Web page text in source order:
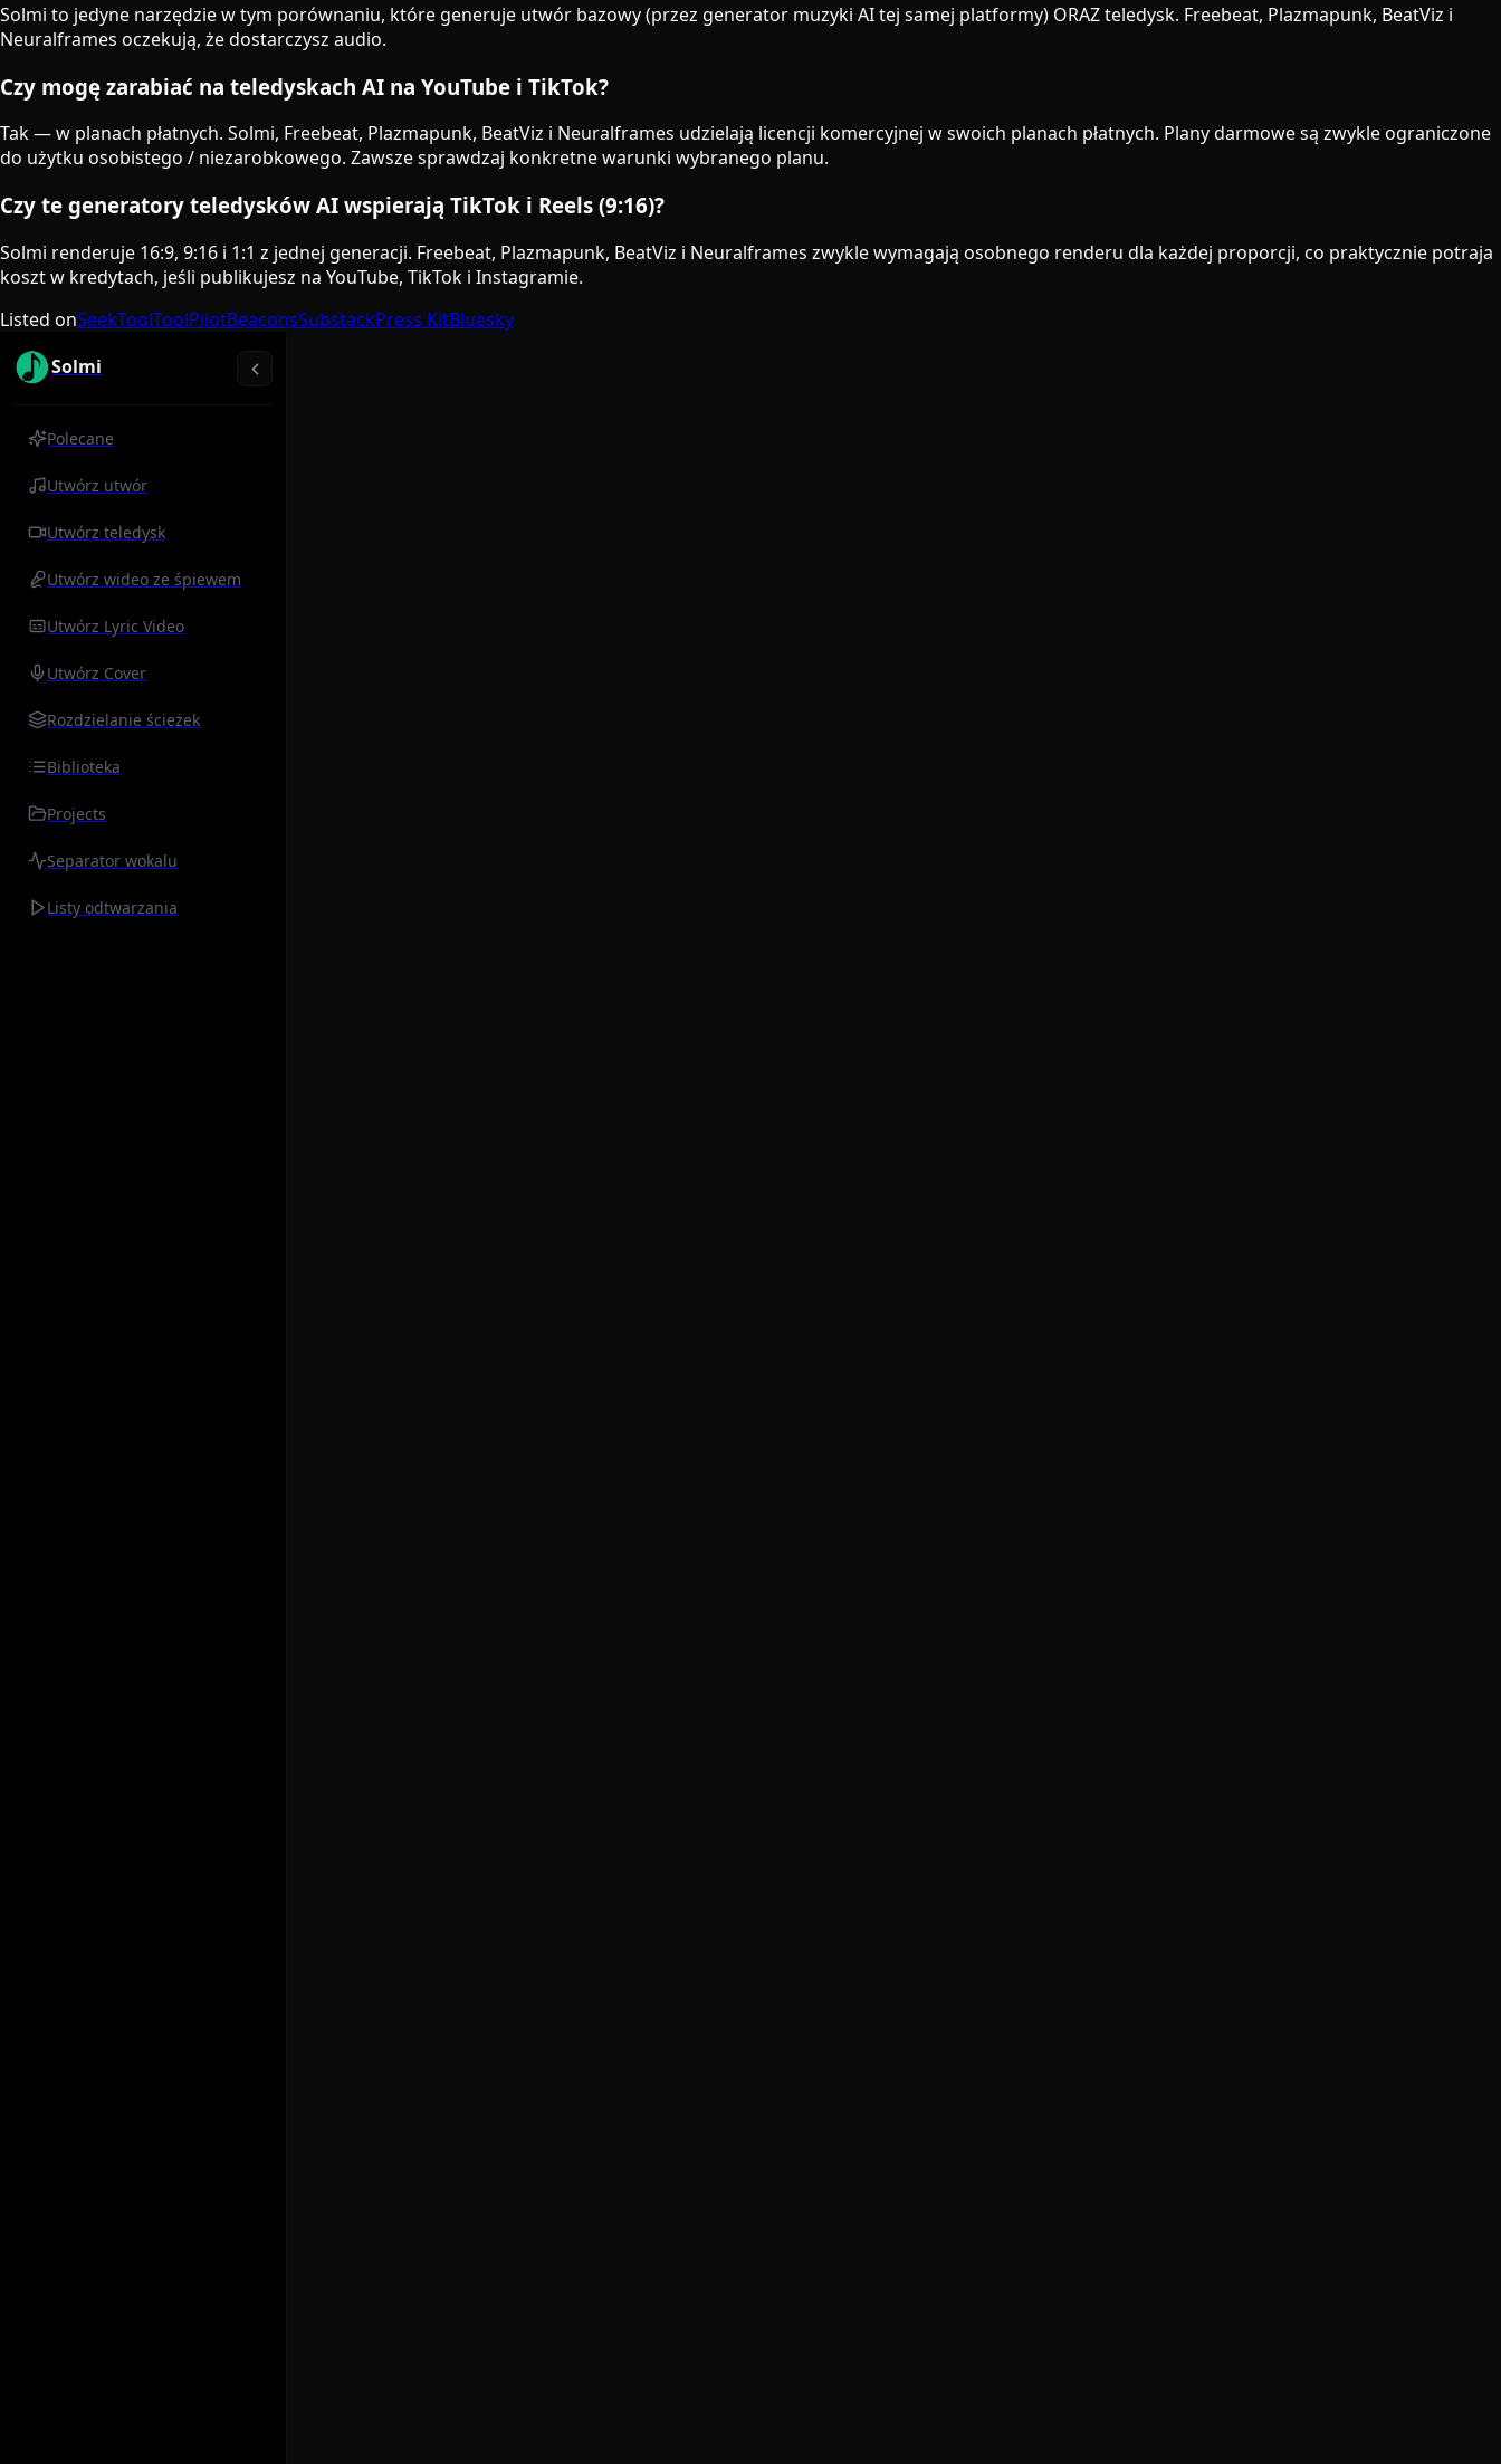
Solmi to jedyne narzędzie w tym porównaniu, które generuje utwór bazowy (przez generator muzyki AI tej samej platformy) ORAZ teledysk. Freebeat, Plazmapunk, BeatViz i
Neuralframes oczekują, że dostarczysz audio.
Czy mogę zarabiać na teledyskach AI na YouTube i TikTok?
Tak — w planach płatnych. Solmi, Freebeat, Plazmapunk, BeatViz i Neuralframes udzielają licencji komercyjnej w swoich planach płatnych. Plany darmowe są zwykle ograniczone
do użytku osobistego / niezarobkowego. Zawsze sprawdzaj konkretne warunki wybranego planu.
Czy te generatory teledysków AI wspierają TikTok i Reels (9:16)?
Solmi renderuje 16:9, 9:16 i 1:1 z jednej generacji. Freebeat, Plazmapunk, BeatViz i Neuralframes zwykle wymagają osobnego renderu dla każdej proporcji, co praktycznie potraja
koszt w kredytach, jeśli publikujesz na YouTube, TikTok i Instagramie.
Listed onSeekToolToolPilotBeaconsSubstackPress KitBluesky
Solmi
Polecane
Utwórz utwór
Utwórz teledysk
Utwórz wideo ze śpiewem
Utwórz Lyric Video
Utwórz Cover
Rozdzielanie ścieżek
Biblioteka
Projects
Separator wokalu
Listy odtwarzania